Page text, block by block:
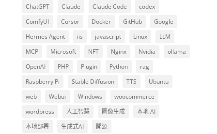
ChatGPT
Claude Claude Code
codex
ComfyUI
Cursor Docker GitHub
Google
Hermes Agent
iis javascript Linux
LLM
MCP
Microsoft NFT Nginx Nvidia
ollama
OpenAI
PHP Plugin Python
rag
Raspberry Pi
Stable Diffusion TTS
Ubuntu
web
Webui Windows
woocommerce
wordpress
人工智慧 圖像生成
本地 AI
本地部署
生成式AI 開源